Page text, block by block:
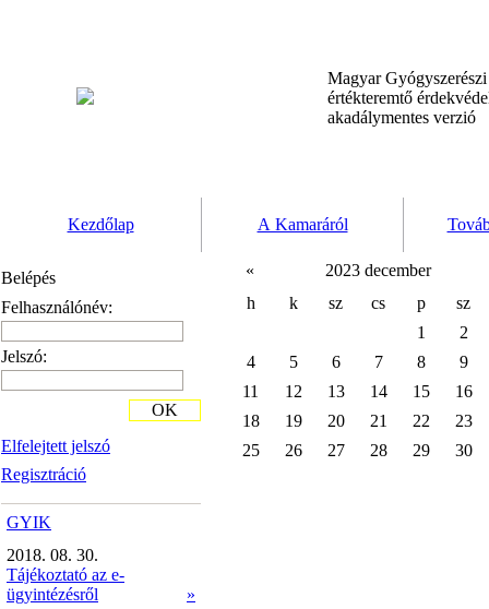
Magyar
értékteremtő
akadálymentes verzió
Kezdőlap A Kamaráról
Belépés
Felhasználónév:
Jelszó:
Elfelejtett jelszó
Regisztráció
OK
GYIK
2018. 08. 30.
Tájékoztató az e-
ügyintézésről
»
«
2023 december
h
k sz cs p
sz
1
2
4
5 6 7 8
9
11
12 13 14 15
16
18
19 20 21 22
23
25
26 27 28 29 30